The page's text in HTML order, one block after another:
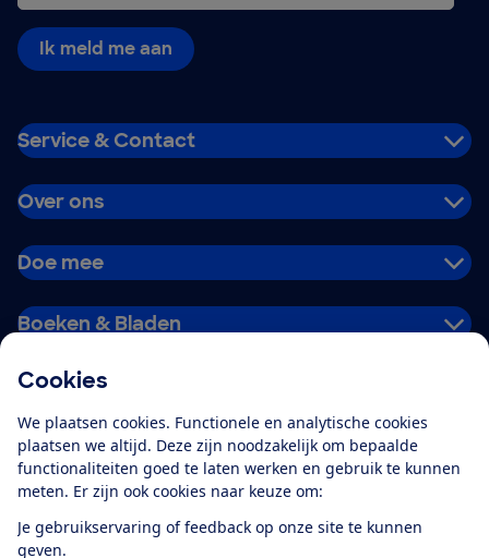
Cookies
We plaatsen cookies. Functionele en analytische cookies
plaatsen we altijd. Deze zijn noodzakelijk om bepaalde
functionaliteiten goed te laten werken en gebruik te kunnen
meten. Er zijn ook cookies naar keuze om:
Je gebruikservaring of feedback op onze site te kunnen
geven.
Ik meld me aan
Service & Contact
Over ons
Doe mee
Boeken & Bladen
Alles over de
app